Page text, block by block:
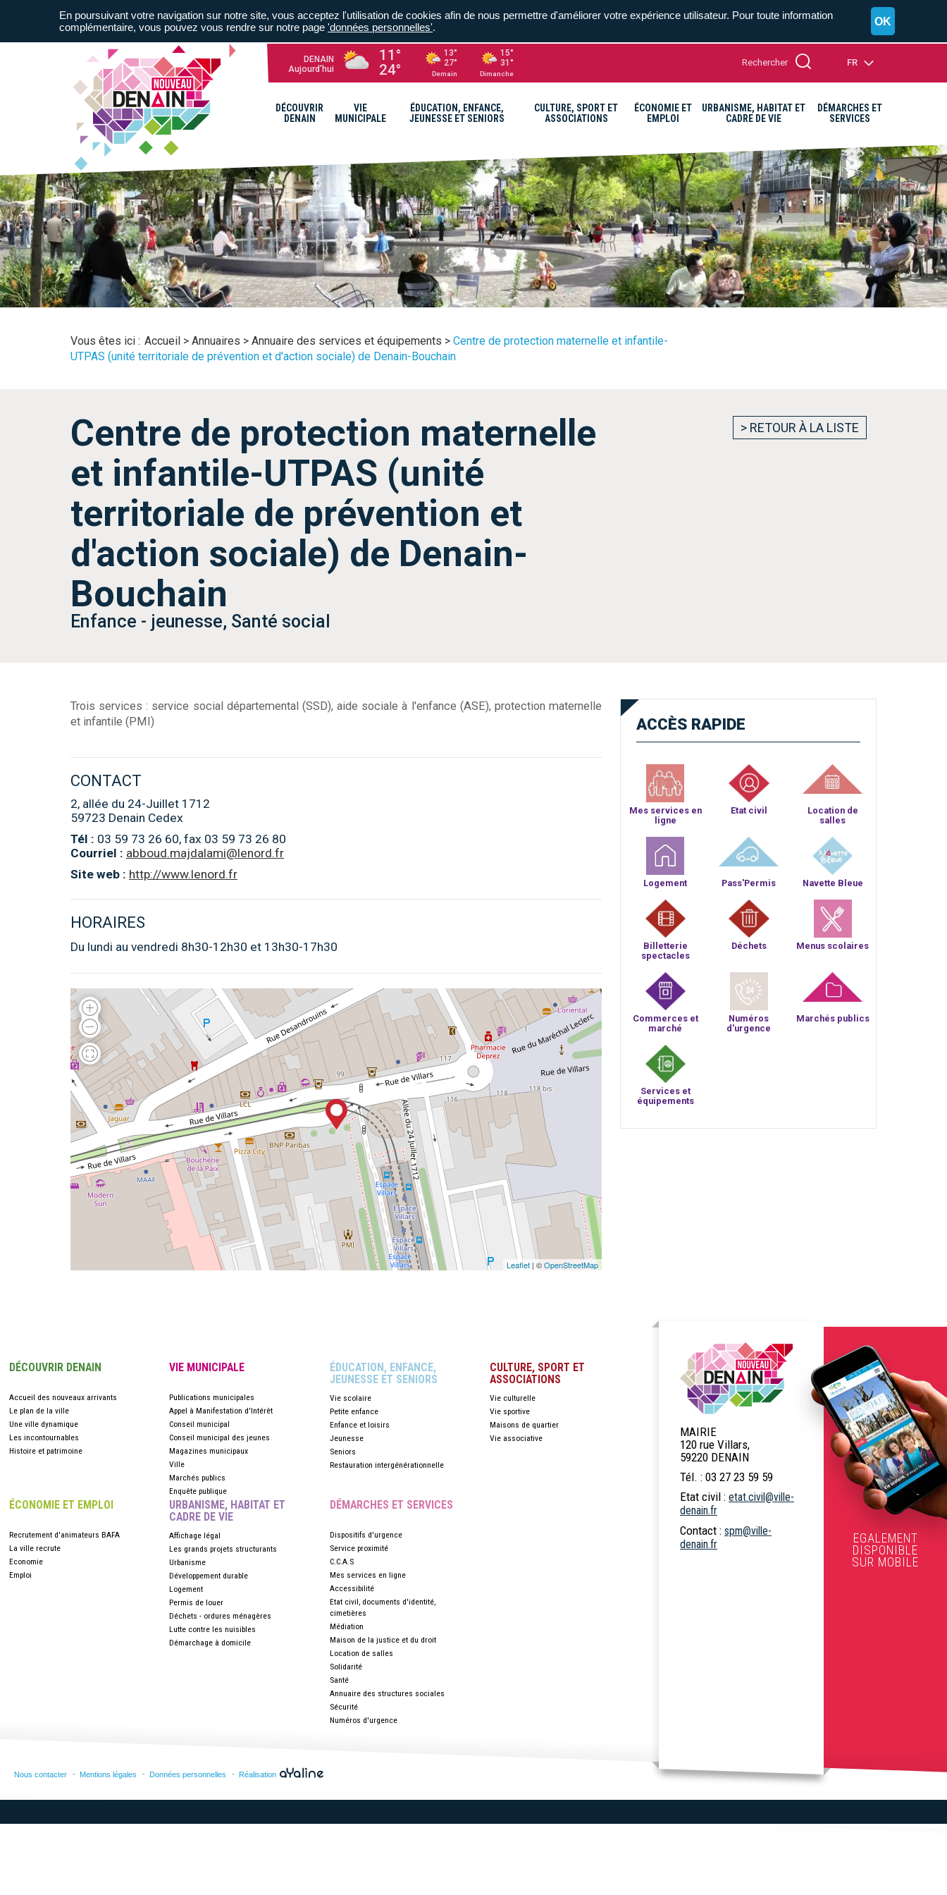
DENAIN
Aujourd'hui
11°
24°
13°
27°
Demain
15°
31°
Dimanche
Rechercher FR
DÉCOUVRIR
DENAIN
VIE
MUNICIPALE
ÉDUCATION, ENFANCE,
JEUNESSE ET SENIORS
CULTURE, SPORT ET
ASSOCIATIONS
ÉCONOMIE ET
EMPLOI
URBANISME, HABITAT ET
CADRE DE VIE
DÉMARCHES ET
SERVICES
A= A- A+
Vous êtes ici : Accueil > Annuaires > Annuaire des services et équipements > Centre de protection maternelle et infantile-
UTPAS (unité territoriale de prévention et d'action sociale) de Denain-Bouchain
Centre de protection maternelle
et infantile-UTPAS (unité
territoriale de prévention et
d'action sociale) de Denain-
Bouchain
> RETOUR À LA LISTE
Enfance - jeunesse, Santé social
Trois services : service social départemental (SSD), aide sociale à l'enfance (ASE), protection maternelle
et infantile (PMI)
CONTACT
2, allée du 24-Juillet 1712
59723 Denain Cedex
Tél : 03 59 73 26 60, fax 03 59 73 26 80
Courriel : abboud.majdalami@lenord.fr
Site web : http://www.lenord.fr
HORAIRES
Du lundi au vendredi 8h30-12h30 et 13h30-17h30
Leaflet | ©OpenStreetMap
ACCÈS RAPIDE
Mes services en
ligne
Etat civil
Location de
salles
Logement Pass'Permis Navette Bleue
Billetterie
spectacles
Déchets Menus scolaires
Commerces et
marché
Numéros
d'urgence
Marchés publics
Services et
équipements
DÉCOUVRIR DENAIN
Accueil des nouveaux arrivants
Le plan de la ville
Une ville dynamique
Les incontournables
Histoire et patrimoine
VIE MUNICIPALE
Publications municipales
Appel à Manifestation d'Intérêt
Conseil municipal
Conseil municipal des jeunes
Magazines municipaux
Ville
Marchés publics
Enquête publique
ÉDUCATION, ENFANCE,
JEUNESSE ET SENIORS
Vie scolaire
Petite enfance
Enfance et loisirs
Jeunesse
Seniors
Restauration intergénérationnelle
CULTURE, SPORT ET
ASSOCIATIONS
Vie culturelle
Vie sportive
Maisons de quartier
Vie associative
ÉCONOMIE ET EMPLOI
Recrutement d'animateurs BAFA
La ville recrute
Economie
Emploi
URBANISME, HABITAT ET
CADRE DE VIE
Affichage légal
Les grands projets structurants
Urbanisme
Développement durable
Logement
Permis de louer
Déchets - ordures ménagères
Lutte contre les nuisibles
Démarchage à domicile
DÉMARCHES ET SERVICES
Dispositifs d'urgence
Service proximité
C.C.A.S
Mes services en ligne
Accessibilité
Etat civil, documents d'identité,
cimetières
Médiation
Maison de la justice et du droit
Location de salles
Solidarité
Santé
Annuaire des structures sociales
Sécurité
Numéros d'urgence
MAIRIE
120 rue Villars,
59220 DENAIN
Tél. : 03 27 23 59 59
Etat civil : etat.civil@ville-
denain.fr
Contact : spm@ville-
denain.fr
EGALEMENT
DISPONIBLE
SUR MOBILE
Nous contacter Mentions légales Données personnelles Réalisation
En poursuivant votre navigation sur notre site, vous acceptez l'utilisation de cookies afin de nous permettre d'améliorer votre expérience utilisateur. Pour toute information
complémentaire, vous pouvez vous rendre sur notre page 'données personnelles'. OK